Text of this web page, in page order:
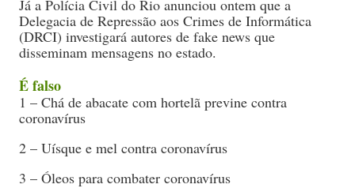
Já a Polícia Civil do Rio anunciou ontem que a
Delegacia de Repressão aos Crimes de Informática
(DRCI) investigará autores de fake news que
disseminam mensagens no estado.
É falso
1 – Chá de abacate com hortelã previne contra
coronavírus
2 – Uísque e mel contra coronavírus
3 – Óleos para combater coronavírus